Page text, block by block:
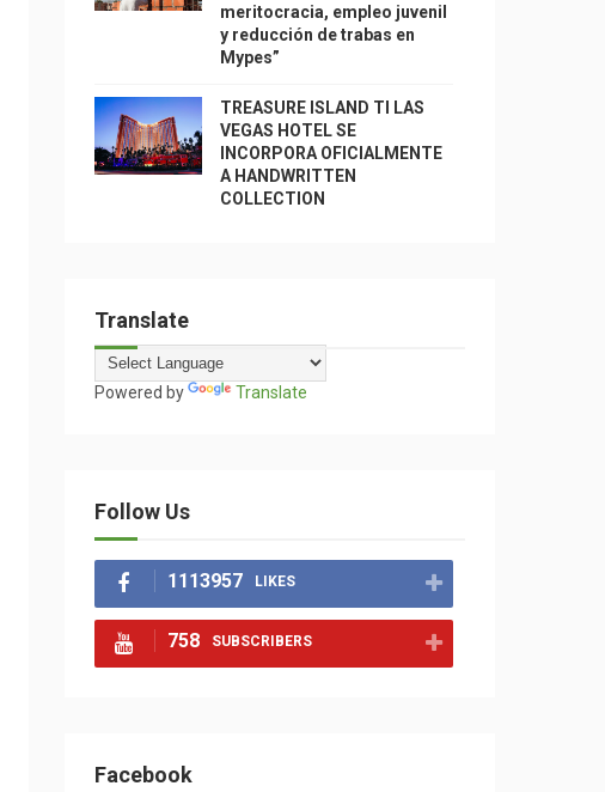
meritocracia, empleo juvenil
y reducción de trabas en
Mypes”
TREASURE ISLAND TI LAS
VEGAS HOTEL SE
INCORPORA OFICIALMENTE
A HANDWRITTEN
COLLECTION
Translate
Powered by Translate
Follow Us
1113957 LIKES
758 SUBSCRIBERS
Facebook